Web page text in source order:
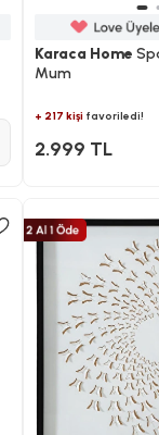
Karaca Home
Mum
+ 217 kişifavoriledi!
2.999 TL